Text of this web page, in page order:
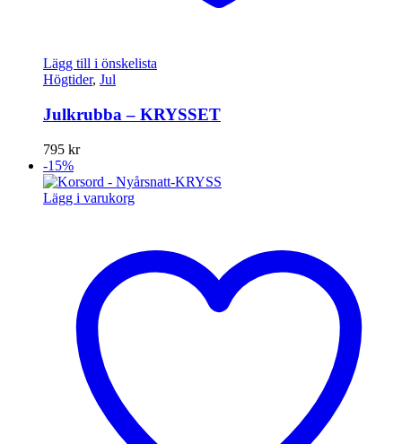
Lägg till i önskelista
Högtider, Jul
Julkrubba – KRYSSET
795 kr
-15%
Lägg i varukorg